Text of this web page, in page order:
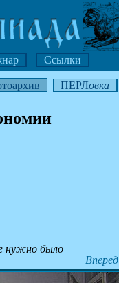
Ссылки
ПЕРЛовка
нужно было
Вперед